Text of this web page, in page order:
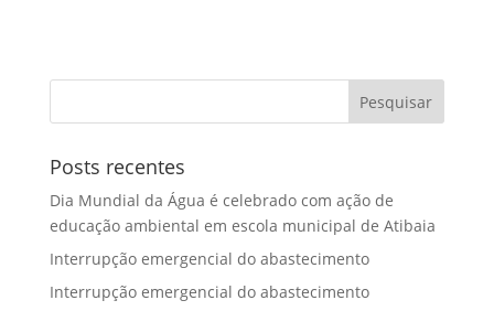
Posts recentes
Dia Mundial da Água é celebrado com ação de
educação ambiental em escola municipal de Atibaia
Interrupção emergencial do abastecimento
Interrupção emergencial do abastecimento